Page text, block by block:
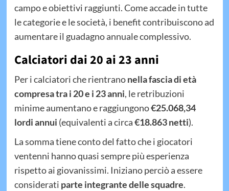
campo e obiettivi raggiunti. Come accade in tutte
le categorie e le società, i benefit contribuiscono ad
aumentare il guadagno annuale complessivo.
Calciatori dai 20 ai 23 anni
Per i calciatori che rientranonella fascia di età
compresa tra i 20 e i 23 anni, le retribuzioni
minime aumentano e raggiungono€25.068,34
lordi annui (equivalenti a circa€18.863 netti).
La somma tiene conto del fatto che i giocatori
ventenni hanno quasi sempre più esperienza
rispetto ai giovanissimi. Iniziano perciò a essere
considerati parte integrante delle squadre.